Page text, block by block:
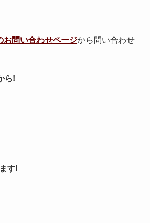
お問い合わせページから問い合わせ
ら!
す!